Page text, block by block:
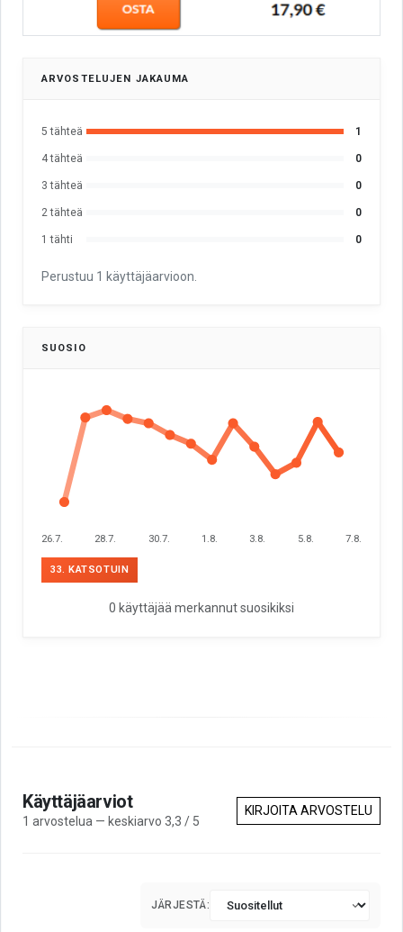
ARVOSTELUJEN JAKAUMA
5 tähteä 1
4 tähteä 0
3 tähteä 0
2 tähteä 0
1 tähti 0
Perustuu 1 käyttäjäarvioon.
SUOSIO
26.7. 28.7. 30.7. 1.8. 3.8. 5.8. 7.8.
33. KATSOTUIN
0 käyttäjää merkannut suosikiksi
Käyttäjäarviot
1 arvostelua — keskiarvo 3,3 / 5
KIRJOITA ARVOSTELU
JÄRJESTÄ: